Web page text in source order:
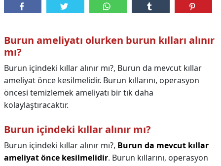
Burun ameliyatı olurken burun kılları alınır
mı?
Burun içindeki kıllar alınır mı?, Burun da mevcut kıllar
ameliyat önce kesilmelidir. Burun kıllarını, operasyon
öncesi temizlemek ameliyatı bir tık daha
kolaylaştıracaktır.
Burun içindeki kıllar alınır mı?
Burun içindeki kıllar alınır mı?, Burun da mevcut kıllar
ameliyat önce kesilmelidir. Burun kıllarını, operasyon